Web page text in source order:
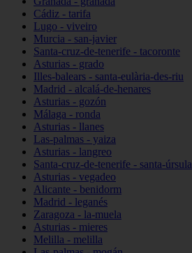
Cádiz - tarifa
Lugo - viveiro
Murcia - san-javier
Santa-cruz-de-tenerife - tacoronte
Asturias - grado
Illes-balears - santa-eulària-des-riu
Madrid - alcalá-de-henares
Asturias - gozón
Málaga - ronda
Asturias - llanes
Las-palmas - yaiza
Asturias - langreo
Santa-cruz-de-tenerife - santa-úrsula
Asturias - vegadeo
Alicante - benidorm
Madrid - leganés
Zaragoza - la-muela
Asturias - mieres
Melilla - melilla